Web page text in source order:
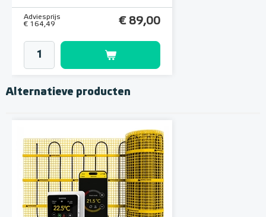
Adviesprijs
€ 164,49
€ 89,00
Alternatieve producten